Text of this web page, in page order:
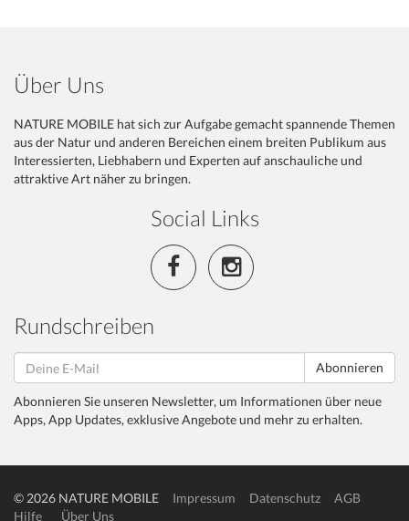
Über Uns
NATURE MOBILE hat sich zur Aufgabe gemacht spannende Themen
aus der Natur und anderen Bereichen einem breiten Publikum aus
Interessierten, Liebhabern und Experten auf anschauliche und
attraktive Art näher zu bringen.
Social Links
Rundschreiben
Abonnieren
Abonnieren Sie unseren Newsletter, um Informationen über neue
Apps, App Updates, exklusive Angebote und mehr zu erhalten.
© 2026 NATURE MOBILE Impressum Datenschutz
AGB
Hilfe
Über Uns